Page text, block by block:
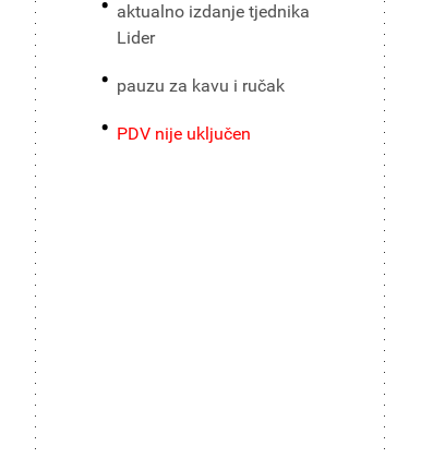
aktualno izdanje tjednika
Lider
pauzu za kavu i ručak
PDV nije uključen